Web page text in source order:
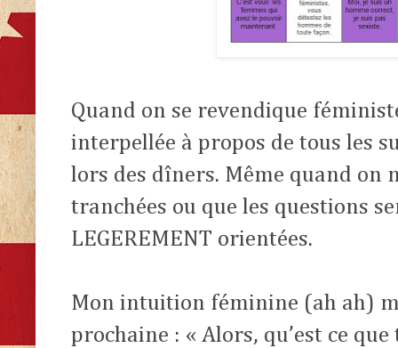
Quand on se revendique
interpellée à propos de tous les
lors des dîners. Même quand on
tranchées ou que les questions
LEGEREMENT orientées.
Mon intuition féminine (ah ah)
prochaine : « Alors, qu’est ce